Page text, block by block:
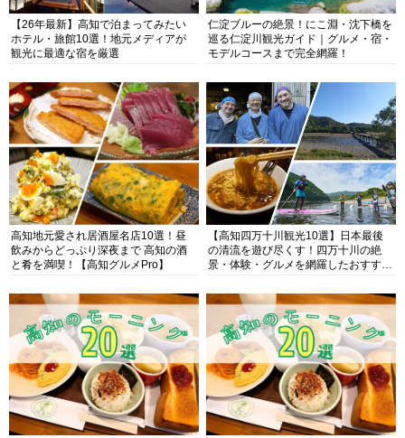
【26年最新】高知で泊まってみたい
ホテル・旅館10選！地元メディアが
観光に最適な宿を厳選
仁淀ブルーの絶景！にこ淵・沈下橋を
巡る仁淀川観光ガイド｜グルメ・宿・
モデルコースまで完全網羅！
高知地元愛され居酒屋名店10選！昼
飲みからどっぷり深夜まで 高知の酒
と肴を満喫！【高知グルメPro】
【高知四万十川観光10選】日本最後
の清流を遊び尽くす！四万十川の絶
景・体験・グルメを網羅したおすすめ